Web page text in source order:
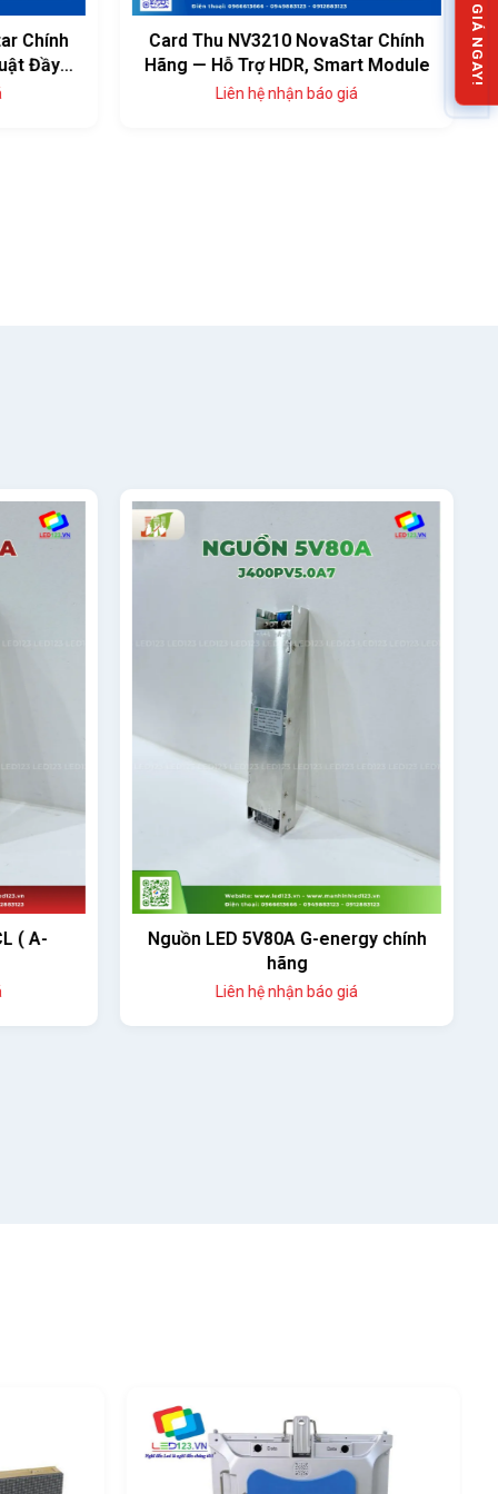
Chính
Đầy
Card Thu NV3210 NovaStar Chính
Hãng — Hỗ Trợ HDR, Smart Module
Liên hệ nhận báo giá
( A-
Nguồn LED 5V80A G-energy chính
hãng
Liên hệ nhận báo giá